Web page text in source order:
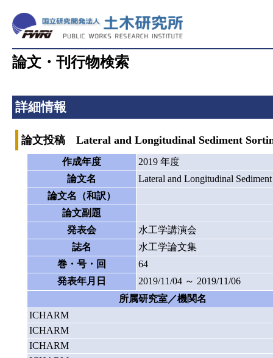
論文・刊行物検索
詳細情報
論文投稿 Lateral and Longitudinal Sediment
作成年度
2019 年度
論文名
Lateral and Longitudinal
論文名（和訳）
論文副題
発表会
水工学講演会
誌名
水工学論文集
巻・号・回
64
発表年月日
2019/11/04 ～ 2019/11/06
所属研究室／機関名
ICHARM
ICHARM
ICHARM